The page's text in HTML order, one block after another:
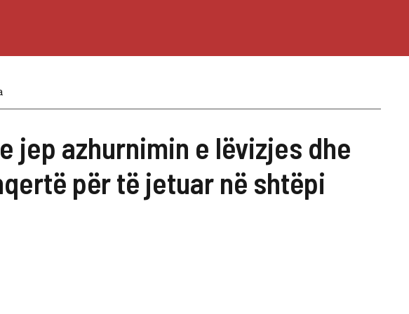
jep azhurnimin e lëvizjes dhe
për të jetuar në shtëpi